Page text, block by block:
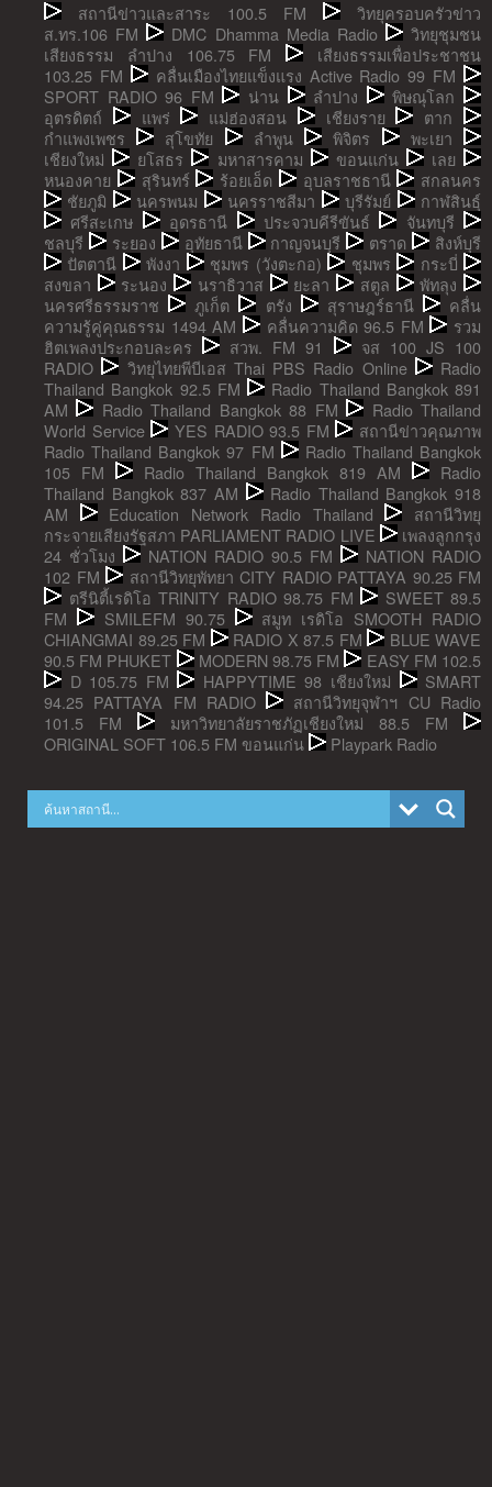
สถานีข่าวและสาระ 100.5 FM
วิทยุครอบครัวข่าว
ส.ทร.106 FM
DMC Dhamma Media Radio
วิทยุชุมชน
เสียงธรรม ลำปาง 106.75 FM
เสียงธรรมเพื่อประชาชน
103.25 FM
คลื่นเมืองไทยแข็งแรง Active Radio 99 FM
SPORT RADIO 96 FM
น่าน ลำปาง
พิษณุโลก
อุตรดิตถ์
แพร่ แม่ฮ่องสอน เชียงราย
ตาก
กำแพงเพชร
สุโขทัย ลำพูน พิจิตร
พะเยา
เชียงใหม่
ยโสธร มหาสารคาม ขอนแก่น
เลย
หนองคาย
สุรินทร์ ร้อยเอ็ด อุบลราชธานี
สกลนคร
ชัยภูมิ
นครพนม นครราชสีมา บุรีรัมย์
กาฬสินธุ์
ศรีสะเกษ
อุดรธานี ประจวบคีรีขันธ์
จันทบุรี
ชลบุรี
ระยอง อุทัยธานี กาญจนบุรี ตราด
สิงห์บุรี
ปัตตานี
พังงา ชุมพร (วังตะกอ) ชุมพร
กระบี่
สงขลา
ระนอง นราธิวาส ยะลา สตูล
พัทลุง
นครศรีธรรมราช
ภูเก็ต ตรัง สุราษฎร์ธานี
คลื่น
ความรู้คู่คุณธรรม 1494 AM
คลื่นความคิด 96.5 FM
รวม
ฮิตเพลงประกอบละคร
สวพ. FM 91
จส 100 JS 100
RADIO
วิทยุไทยพีบีเอส Thai PBS Radio Online
Radio
Thailand Bangkok 92.5 FM
Radio Thailand Bangkok 891
AM
Radio Thailand Bangkok 88 FM
Radio Thailand
World Service
YES RADIO 93.5 FM
สถานีข่าวคุณภาพ
Radio Thailand Bangkok 97 FM
Radio Thailand Bangkok
105 FM
Radio Thailand Bangkok 819 AM
Radio
Thailand Bangkok 837 AM
Radio Thailand Bangkok 918
AM
Education Network Radio Thailand
สถานีวิทยุ
กระจายเสียงรัฐสภา PARLIAMENT RADIO LIVE
เพลงลูกกรุง
24 ชั่วโมง
NATION RADIO 90.5 FM
NATION RADIO
102 FM
สถานีวิทยุพัทยา CITY RADIO PATTAYA 90.25 FM
ตรีนิตี้เรดิโอ TRINITY RADIO 98.75 FM
SWEET 89.5
FM
SMILEFM 90.75
สมูท เรดิโอ SMOOTH RADIO
CHIANGMAI 89.25 FM
RADIO X 87.5 FM
BLUE WAVE
90.5 FM PHUKET
MODERN 98.75 FM
EASY FM 102.5
D 105.75 FM
HAPPYTIME 98 เชียงใหม่
SMART
94.25 PATTAYA FM RADIO
สถานีวิทยุจุฬาฯ CU Radio
101.5 FM
มหาวิทยาลัยราชภัฏเชียงใหม่ 88.5 FM
ORIGINAL SOFT 106.5 FM ขอนแก่น
Playpark Radio